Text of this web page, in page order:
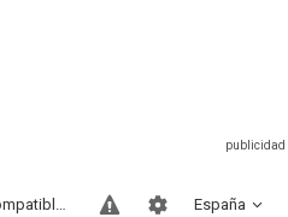
España
Sitios compatibles